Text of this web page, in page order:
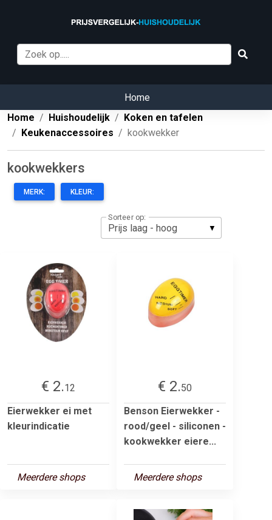
Home
Home
Huishoudelijk
Koken en tafelen
Keukenaccessoires
kookwekker
kookwekkers
MERK: KLEUR:
Sorteer op:
€ 2.12
Eierwekker ei met
kleurindicatie
Meerdere shops
€ 2.50
Benson Eierwekker -
rood/geel - siliconen -
kookwekker eiere...
Meerdere shops